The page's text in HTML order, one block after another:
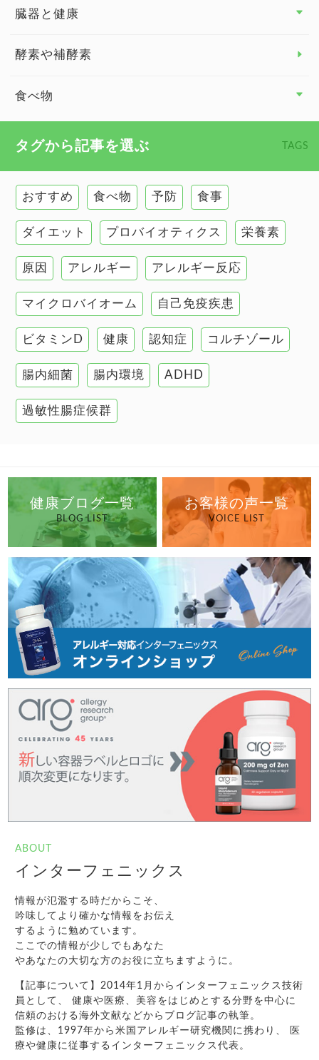
臓器と健康
臓器と健康 トップ
慢性疲労
甲状腺
肌
肝臓の健康
腸の健康
自己免疫疾患
高血圧
酵素や補酵素
食べ物
タグから記事を選ぶ TAGS
おすすめ 食べ物 予防 食事
ダイエット プロバイオティクス 栄養素
原因 アレルギー アレルギー反応
マイクロバイオーム 自己免疫疾患
ビタミンD 健康 認知症 コルチゾール
腸内細菌 腸内環境 ADHD
過敏性腸症候群
健康ブログ一覧
BLOG LIST
お客様の声一覧
VOICE LIST
ABOUT
インターフェニックス
情報が氾濫する時だからこそ、
吟味してより確かな情報をお伝え
するように勉めています。
ここでの情報が少しでもあなた
やあなたの大切な方のお役に立ちますように。
【記事について】2014年1月からインターフェニックス技術
員として、 健康や医療、美容をはじめとする分野を中心に
信頼のおける海外文献などからブログ記事の執筆。
監修は、1997年から米国アレルギー研究機関に携わり、 医
療や健康に従事するインターフェニックス代表。